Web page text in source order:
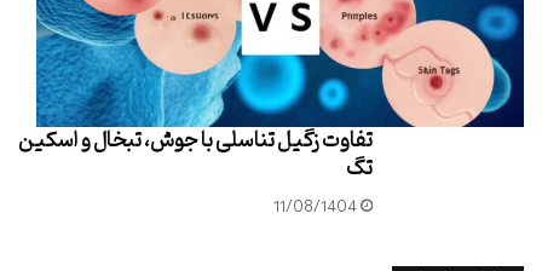
تفاوت زگیل تناسلی با جوش، تبخال و اسکین
تگ
11/08/1404